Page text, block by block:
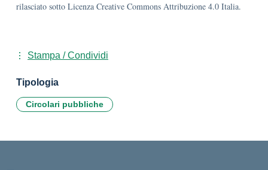
rilasciato sotto Licenza Creative Commons Attribuzione 4.0 Italia.
Stampa / Condividi
Tipologia
Circolari pubbliche